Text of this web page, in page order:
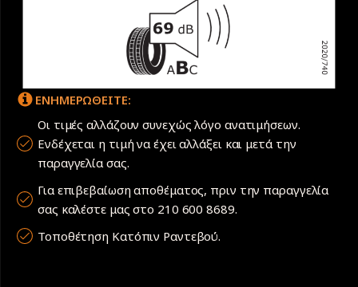
ΕΝΗΜΕΡΩΘΕΙΤΕ:
Οι τιμές αλλάζουν συνεχώς λόγο ανατιμήσεων.
Ενδέχεται η τιμή να έχει αλλάξει και μετά την
παραγγελία σας.
Για επιβεβαίωση αποθέματος, πριν την παραγγελία
σας καλέστε μας στο 210 600 8689.
Τοποθέτηση Κατόπιν Ραντεβού.